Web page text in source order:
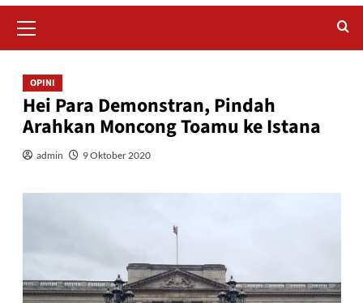
Menu
OPINI
Hei Para Demonstran, Pindah
Arahkan Moncong Toamu ke Istana
admin 9 Oktober 2020